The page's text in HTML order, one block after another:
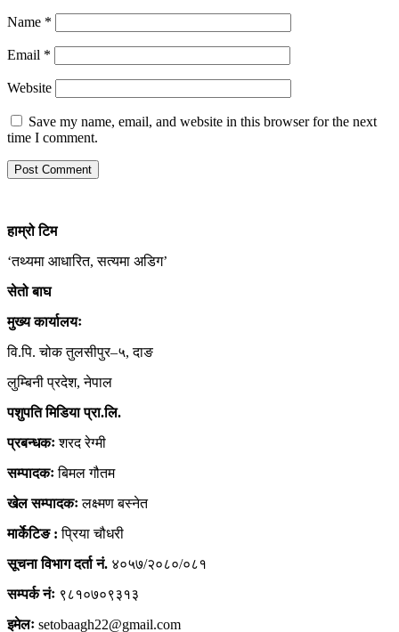
Name *
Email *
Website
Save my name, email, and website in this browser for the next
time I comment.
हाम्रोटिम
‘तथ्यमा आधारित, सत्यमा अडिग’
सेतो बाघ
मुख्य कार्यालयः
वि.पि. चोक तुलसीपुर–५, दाङ
लुम्बिनी प्रदेश, नेपाल
पशुपति मिडिया प्रा.लि.
प्रबन्धकःशरद रेग्मी
सम्पादकःबिमल गौतम
खेल सम्पादकःलक्ष्मण बस्नेत
मार्केटिङ :प्रिया चौधरी
सूचना विभाग दर्ता नं. ४०५७/२०८०/०८१
सम्पर्क नंः ९८१०७०९३१३
इमेलः setobaagh22@gmail.com